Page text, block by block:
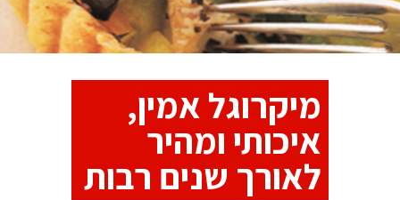
מיקרוגל אמין,
איכותי ומהיר
לאורך שנים רבות